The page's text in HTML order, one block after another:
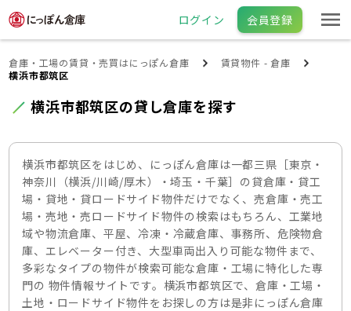
ログイン 会員登録
倉庫・工場の賃貸・売買はにっぽん倉庫
賃貸物件 - 倉庫
横浜市都筑区
横浜市都筑区の貸し倉庫を探す
横浜市都筑区をはじめ、にっぽん倉庫は一都三県［東京・
神奈川（横浜/川崎/厚木）・埼玉・千葉］の貸倉庫・貸工
場・貸地・貸ロードサイド物件だけでなく、売倉庫・売工
場・売地・売ロードサイド物件の検索はもちろん、工業地
域や物流倉庫、平屋、冷凍・冷蔵倉庫、事務所、危険物倉
庫、エレベーター付き、大型車両出入り可能な物件まで、
多彩なタイプの物件が検索可能な倉庫・工場に特化した専
門の 物件情報サイトです。横浜市都筑区で、倉庫・工場・
土地・ロードサイド物件をお探しの方は是非にっぽん倉庫